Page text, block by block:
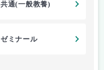
共通(一般教養)
ゼミナール